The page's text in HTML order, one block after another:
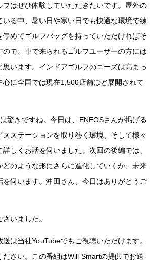
フはぜひ体験していただきたいです。屋外の
いる中、暑い日や寒い日でも快適な環境で練
停めてゴルフバッグを持っていただければそ
ので、車で来られるゴルフユーザーの方には
思います。インドアゴルフのニーズは高まっ
心に全国では現在1,500店舗ほど展開されて
驚きですね。今日は、ENEOSさんが掲げる
スステーションを取り巻く環境、そして様々
しくお話を伺いました。次回の後編では、
どのような形にさらに進化していくか、未来
を伺います。沖田さん、今日はありがとうご
ざいました。
送は当社YouTubeでもご視聴いただけます。
ださい。この番組はWill Smartの提供でお送